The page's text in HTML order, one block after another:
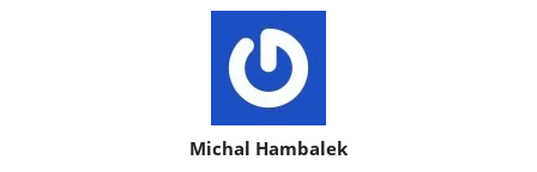
Michal Hambalek